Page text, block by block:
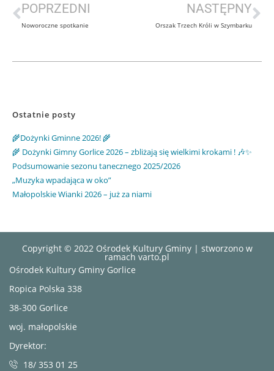
POPRZEDNI
Noworoczne spotkanie
NASTĘPNY
Orszak Trzech Króli w Szymbarku
Ostatnie posty
🌾Dożynki Gminne 2026! 🌾
🌾 Dożynki Gimny Gorlice 2026 – zbliżają się wielkimi krokami ! 🎶✨
Podsumowanie sezonu tanecznego 2025/2026
„Muzyka wpadająca w oko”
Małopolskie Wianki 2026 – już za niami
Copyright © 2022 Ośrodek Kultury Gminy | stworzono w
ramach varto.pl
Ośrodek Kultury Gminy Gorlice
Ropica Polska 338
38-300 Gorlice
woj. małopolskie
Dyrektor:
18/ 353 01 25